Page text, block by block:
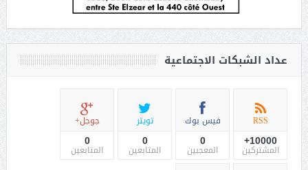
عداد الشبكات الاجتماعية
RSS
10000+
المشتركين
فيس بوك
0
المعجبين
تويتر
0
المتابعين
جوجل+
0
المتابعين